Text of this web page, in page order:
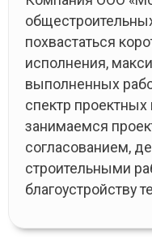
похвастаться
исполнения,
выполненных
спектр
занимаемся
согласованием,
строительными
благоустройству